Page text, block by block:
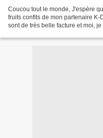
Coucou tout le monde, J'espère
fruits confits de mon partenaire
sont de très belle facture et moi,